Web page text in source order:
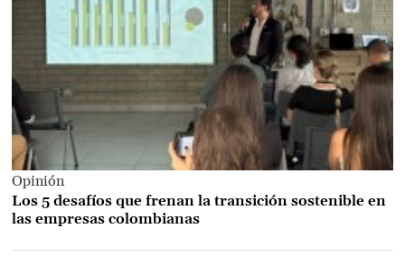
Opinión
Los 5 desafíos que frenan la transición sostenible en
las empresas colombianas